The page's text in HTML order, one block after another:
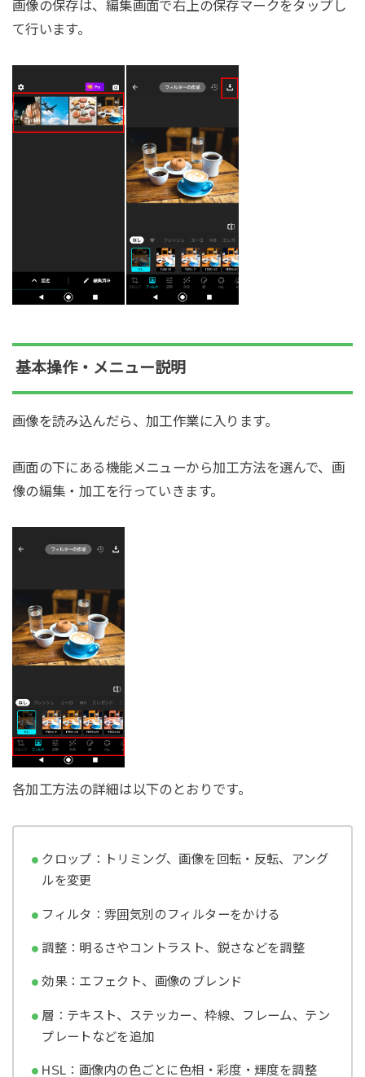
画像の保存は、編集画面で右上の保存マークをタップし
て行います。
基本操作・メニュー説明
画像を読み込んだら、加工作業に入ります。
画面の下にある機能メニューから加工方法を選んで、画
像の編集・加工を行っていきます。
各加工方法の詳細は以下のとおりです。
クロップ：トリミング、画像を回転・反転、アング
ルを変更
フィルタ：雰囲気別のフィルターをかける
調整：明るさやコントラスト、鋭さなどを調整
効果：エフェクト、画像のブレンド
層：テキスト、ステッカー、枠線、フレーム、テン
プレートなどを追加
HSL：画像内の色ごとに色相・彩度・輝度を調整